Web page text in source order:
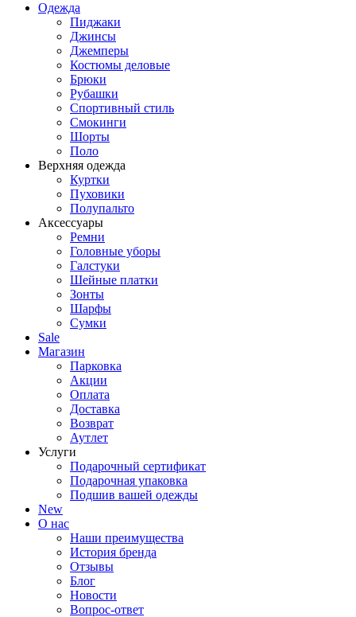
Одежда
Пиджаки
Джинсы
Джемперы
Костюмы деловые
Брюки
Рубашки
Спортивный стиль
Смокинги
Шорты
Поло
Верхняя одежда
Куртки
Пуховики
Полупальто
Аксессуары
Ремни
Головные уборы
Галстуки
Шейные платки
Зонты
Шарфы
Сумки
Sale
Магазин
Парковка
Акции
Оплата
Доставка
Возврат
Аутлет
Услуги
Подарочный сертификат
Подарочная упаковка
Подшив вашей одежды
New
О нас
Наши преимущества
История бренда
Отзывы
Блог
Новости
Вопрос-ответ